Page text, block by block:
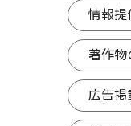
情報提
著作物
広告掲